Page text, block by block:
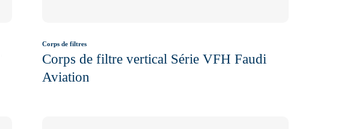
Corps de filtres
Corps de filtre vertical Série VFH Faudi
Aviation